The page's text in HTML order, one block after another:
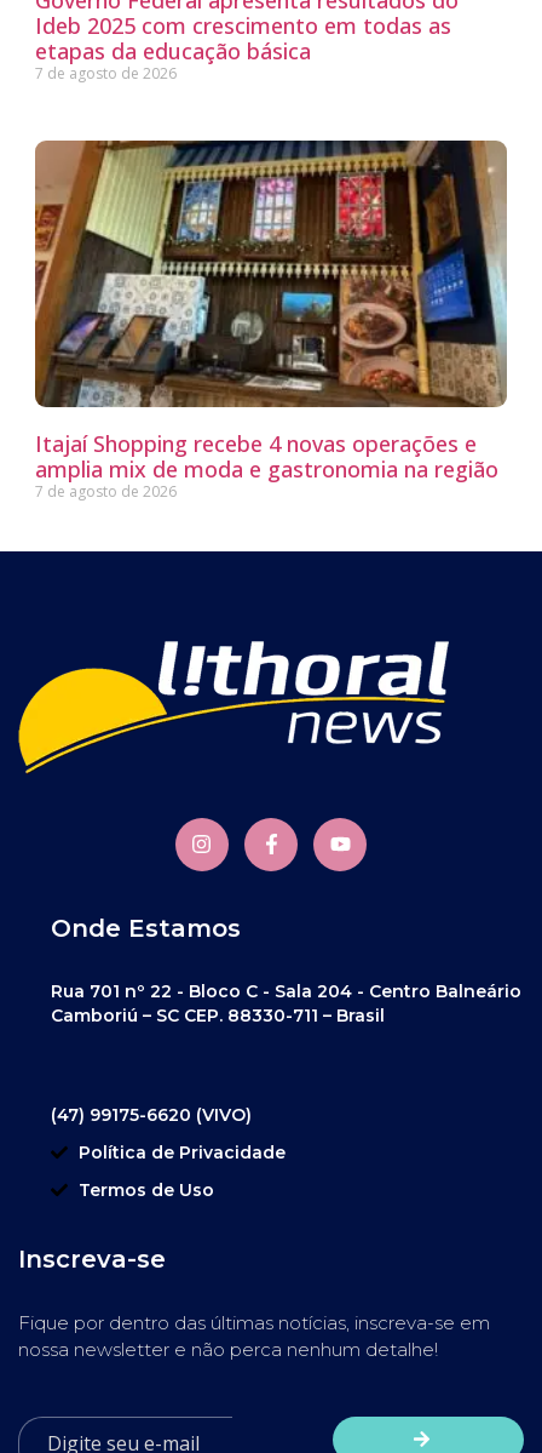
Ideb 2025 com crescimento em todas as
etapas da educação básica
7 de agosto de 2026
Itajaí Shopping recebe 4 novas operações e
amplia mix de moda e gastronomia na região
7 de agosto de 2026
Onde Estamos
Rua 701 nº 22 - Bloco C - Sala 204 - Centro Balneário
Camboriú – SC CEP. 88330-711 – Brasil
(47) 99175-6620 (VIVO)
Política de Privacidade
Termos de Uso
Inscreva-se
Fique por dentro das últimas notícias, inscreva-se em
nossa newsletter e não perca nenhum detalhe!